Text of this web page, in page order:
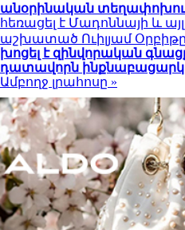
անօրինական
հեռացել է Մադոննայի և
աշխատած Ուիլյամ Օրբիթը
խոցել է զինվորական
դատավորն ինքնաբացարկ
Ամբողջ լրահոսը »